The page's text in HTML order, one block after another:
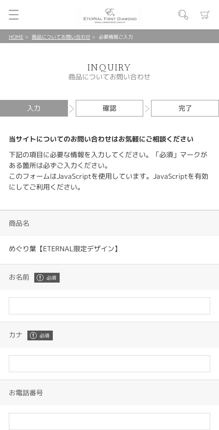
HOME 商品についてお問い合わせ 必要情報ご入力
INQUIRY
商品についてお問い合わせ
入力 確認 完了
当サイトについてのお問い合わせはお気軽にご相談ください
下記の項目に必要な情報を入力してください。「必須」マークが
ある箇所は必ずご入力ください。
このフォームはJavaScriptを使用しています。JavaScriptを有効
にしてご利用ください。
商品名
めぐり葉【ETERNAL限定デザイン】
お名前
カナ
お電話番号